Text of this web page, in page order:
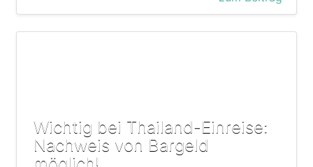
Wichtig bei Thailand-Einreise:
Nachweis von Bargeld